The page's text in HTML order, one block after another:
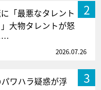
2
「最悪なタレント
大物タレントが怒
…
2026.07.26
3
ワハラ疑惑が浮